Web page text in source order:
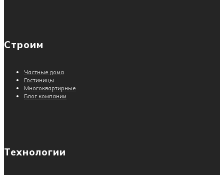
Строим
Частные дома
Гостиницы
Многоквартирные
Блог компании
Технологии